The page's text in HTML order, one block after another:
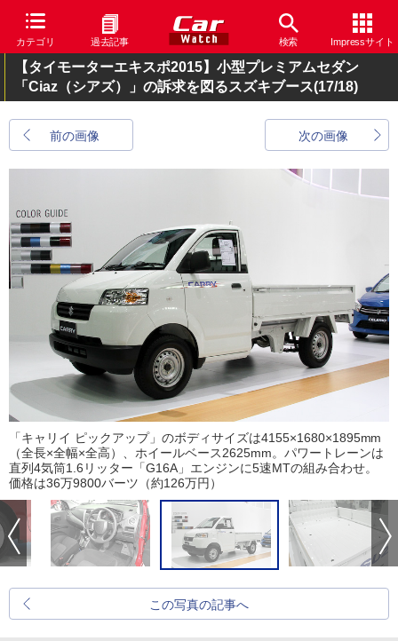
カテゴリ 過去記事 検索 Impressサイト
【タイモーターエキスポ2015】小型プレミアムセダン
「Ciaz（シアズ）」の訴求を図るスズキブース(17/18)
前の画像 次の画像
「キャリイ ピックアップ」のボディサイズは4155×1680×1895mm
（全長×全幅×全高）、ホイールベース2625mm。パワートレーンは
直列4気筒1.6リッター「G16A」エンジンに5速MTの組み合わせ。
価格は36万9800バーツ（約126万円）
この写真の記事へ